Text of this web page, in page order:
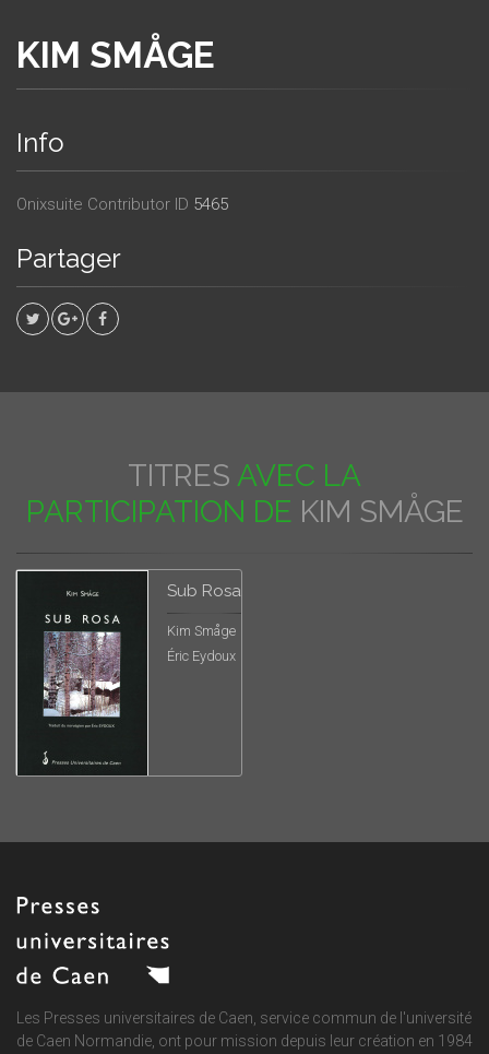
KIM SMÅGE
Info
Onixsuite Contributor ID 5465
Partager
TITRES AVEC LA
PARTICIPATION DE KIM SMÅGE
Sub Rosa
Kim Småge
Éric Eydoux
Les Presses universitaires de Caen, service commun de l'université
de Caen Normandie, ont pour mission depuis leur création en 1984